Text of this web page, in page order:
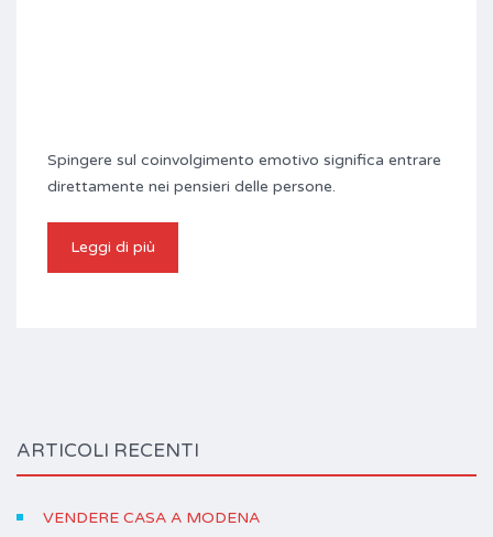
Spingere sul coinvolgimento emotivo significa entrare
direttamente nei pensieri delle persone.
Leggi di più
ARTICOLI RECENTI
VENDERE CASA A MODENA